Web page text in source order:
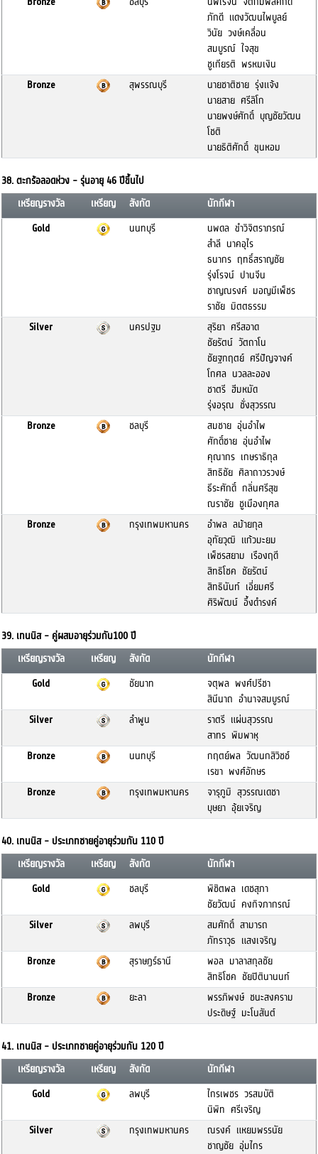
ภักดี แดงวัฒนไพบูลย์
วินัย วงษ์เคลื่อน
สมบูรณ์ ใจสุข
ชูเกียรติ พรหมเงิน
Bronze
สุพรรณบุรี
นายชาติชาย รุ่งแจ้ง
นายสาย ศรีลิโก
นายพงษ์ศักดิ์ บุญชัยวัฒน
โชติ
นายธิติศักดิ์ ขุนหอม
38. ตะกร้อลอดห่วง - รุ่นอายุ 46 ปีขึ้นไป
เหรียญรางวัล
เหรียญ สังกัด
นักกีฬา
Gold
นนทบุรี
นพดล ขำวิจิตราภรณ์
สำลี นาคอุไร
ธนากร ฤทธิ์สราญชัย
รุ่งโรจน์ ปานจีน
ชาญณรงค์ มอญมีเพ็ชร
ราชัย มิตตธรรม
Silver
นครปฐม
สุริยา ศรีสอาด
ชัยรัตน์ วัตถาโน
ชัยฐกฤตย์ ศรีปัญจางค์
โกศล นวลละออง
ชาตรี ฮีมหมัด
รุ่งอรุณ ชั่งสุวรรณ
Bronze
ชลบุรี
สมชาย อุ่นอำไพ
ศักดิ์ชาย อุ่นอำไพ
คุณากร เกษราธิกุล
สิทธิชัย ศิลาถาวรวงษ์
ธีระศักดิ์ กลิ่นศรีสุข
ณราชัย ชูเมืองกุศล
Bronze
กรุงเทพมหานคร
อำพล ลม้ายกุล
อุทัยวุฒิ แก้วมะยม
เพ็ชรสยาม เรืองฤดี
สิทธิโชค ชัยรัตน์
สิทธินันท์ เอี่ยมศรี
ศิริพัฒน์ อึ้งดำรงค์
39. เทนนิส - คู่ผสมอายุร่วมกัน100 ปี
เหรียญรางวัล
เหรียญ สังกัด
นักกีฬา
Gold
ชัยนาท
จตุพล พงศ์ปรีชา
สินีนาถ อำนาจสมบูรณ์
Silver
ลำพูน
ราตรี แผ่นสุวรรณ
สาทร พิมพาหุ
Bronze
นนทบุรี
กฤตย์พล วัฒนกสิวิชช์
เรขา พงศ์อักษร
Bronze
กรุงเทพมหานคร
จารุภูมิ สุวรรณเดชา
บุษยา อุ้ยเจริญ
40. เทนนิส - ประเภทชายคู่อายุร่วมกัน 110 ปี
เหรียญรางวัล
เหรียญ สังกัด
นักกีฬา
Gold
ชลบุรี
พิชิตพล เดชสุภา
ชัยวัฒน์ คงกิจภากรณ์
Silver
ลพบุรี
สมศักดิ์ สามารถ
ภัทราวุธ แสงเจริญ
Bronze
สุราษฎร์ธานี
พอล มาลาสกุลชัย
สิทธิโชค ชัยปิตินานนท์
Bronze
ยะลา
พรรภิพงษ์ ชนะสงคราม
ประดิษฐ์ มะโนสันต์
41. เทนนิส - ประเภทชายคู่อายุร่วมกัน 120 ปี
เหรียญรางวัล
เหรียญ สังกัด
นักกีฬา
Gold
ลพบุรี
ไกรเพชร วรสมบัติ
นิพิท ศรีเจริญ
Silver
กรุงเทพมหานคร
ณรงค์ แหยมพรรนัย
ชาญชัย อุ่มไกร